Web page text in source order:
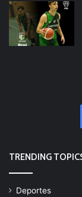
TRENDING
Deportes